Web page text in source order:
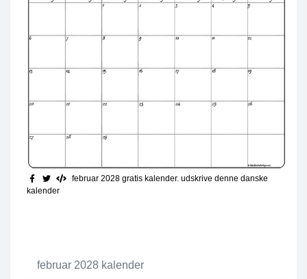
februar 2028 gratis kalender. udskrive denne danske
kalender
februar 2028 kalender